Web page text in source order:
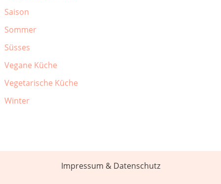
Saison
Sommer
Süsses
Vegane Küche
Vegetarische Küche
Winter
Impressum & Datenschutz